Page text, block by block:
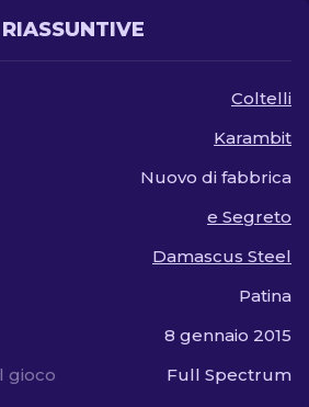
Coltelli
Karambit
Nuovo di fabbrica
e Segreto
Damascus Steel
Patina
8 gennaio 2015
gioco
Full Spectrum